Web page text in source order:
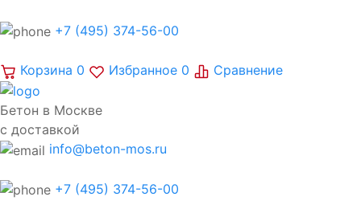
+7 (495) 374-56-00
Корзина 0 Избранное 0 Сравнение
Бетон в Москве
с доставкой
info@beton-mos.ru
+7 (495) 374-56-00